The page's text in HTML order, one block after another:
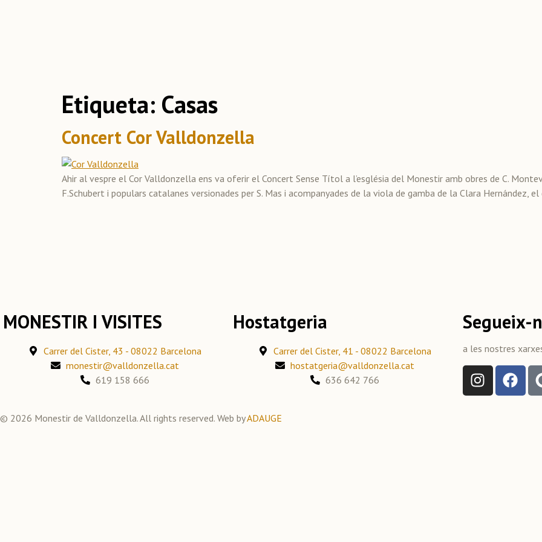
Etiqueta: Casas
Concert Cor Valldonzella
Ahir al vespre el Cor Valldonzella ens va oferir el Concert Sense Títol a l’església del Monestir amb obres de C.
F.Schubert i populars catalanes versionades per S. Mas i acompanyades de la viola de gamba de la Clara Hernández,
MONESTIR I VISITES
Carrer del Cister, 43 - 08022 Barcelona
monestir@valldonzella.cat
619 158 666
Hostatgeria
Carrer del Cister, 41 - 08022 Barcelona
hostatgeria@valldonzella.cat
636 642 766
Segueix-
a les nostres
© 2026 Monestir de Valldonzella. All rights reserved. Web byADAUGE